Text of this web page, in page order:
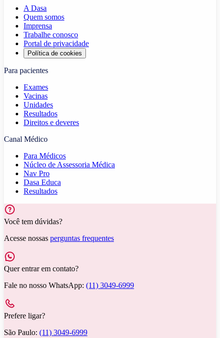
A Dasa
Quem somos
Imprensa
Trabalhe conosco
Portal de privacidade
Política de cookies
Para pacientes
Exames
Vacinas
Unidades
Resultados
Direitos e deveres
Canal Médico
Para Médicos
Núcleo de Assessoria Médica
Nav Pro
Dasa Educa
Resultados
Você tem dúvidas?
Acesse nossas perguntas frequentes
Quer entrar em contato?
Fale no nosso WhatsApp: (11) 3049-6999
Prefere ligar?
São Paulo: (11) 3049-6999